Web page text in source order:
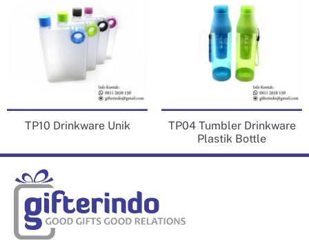
TP10 Drinkware Unik
TP04 Tumbler Drinkware
Plastik Bottle